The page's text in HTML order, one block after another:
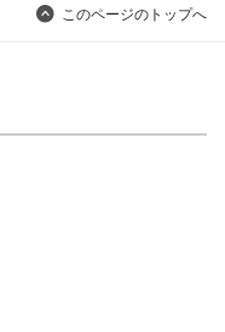
このページのトップへ